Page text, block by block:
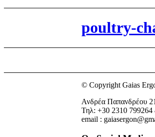
poultry-
© Copyright Gaias
Ανδρέα Παπανδρέου
Τηλ: +30 2310
email :